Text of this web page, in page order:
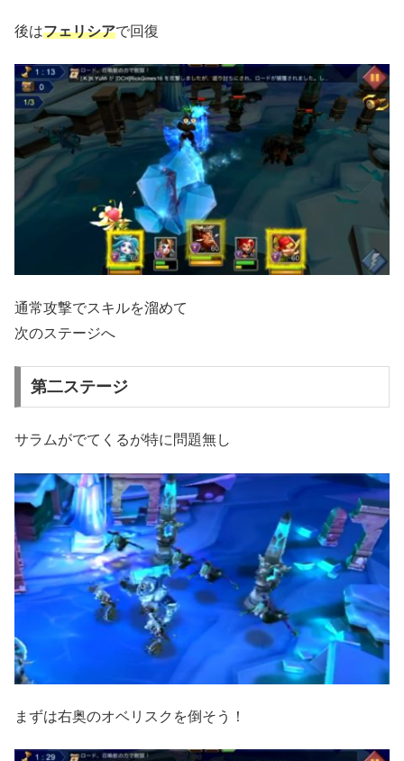
後はフェリシアで回復
通常攻撃でスキルを溜めて
次のステージへ
第二ステージ
サラムがでてくるが特に問題無し
まずは右奥のオベリスクを倒そう！